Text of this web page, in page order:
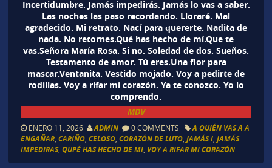
Incertidumbre. Jamás impedirás. Jamás lo vas a saber.
Las noches las paso recordando. Lloraré. Mal
agradecido. Mi retrato. Nací para quererte. Nadita de
nada. No retornes.Qué has hecho de mí.Que te
vas.Señora María Rosa. Si no. Soledad de dos. Sueños.
Testamento de amor. Tú eres.Una flor para
mascar.Ventanita. Vestido mojado. Voy a pedirte de
rodillas. Voy a rifar mi corazón. Ya te conozco. Yo lo
comprendo.
MDV
ENERO 11, 2026 ADMIN 0 COMMENTS
A QUIÉN VAS A A
ENGAÑAR, CARIÑO, CELOSO, CORAZÓN DE LUTO, JAMÁS I, JAMÁS
IMPEDIRAS, QUPÉ HAS HECHO DE MI, VOY A RIFAR MI CORAZÓN